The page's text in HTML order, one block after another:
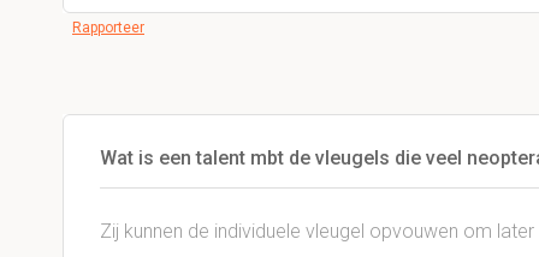
Rapporteer
Wat is een talent mbt de vleugels die veel
Zij kunnen de individuele vleugel opvouwen om